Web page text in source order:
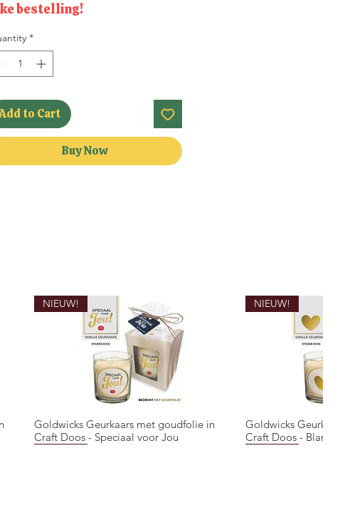
bestelling!
*
to Cart
Buy Now
Quick View
NIEUW!
Goldwicks Geurkaars met goudfolie in
Craft Doos - Speciaal voor Jou
NIEUW!
Goldwicks
Craft Doos -